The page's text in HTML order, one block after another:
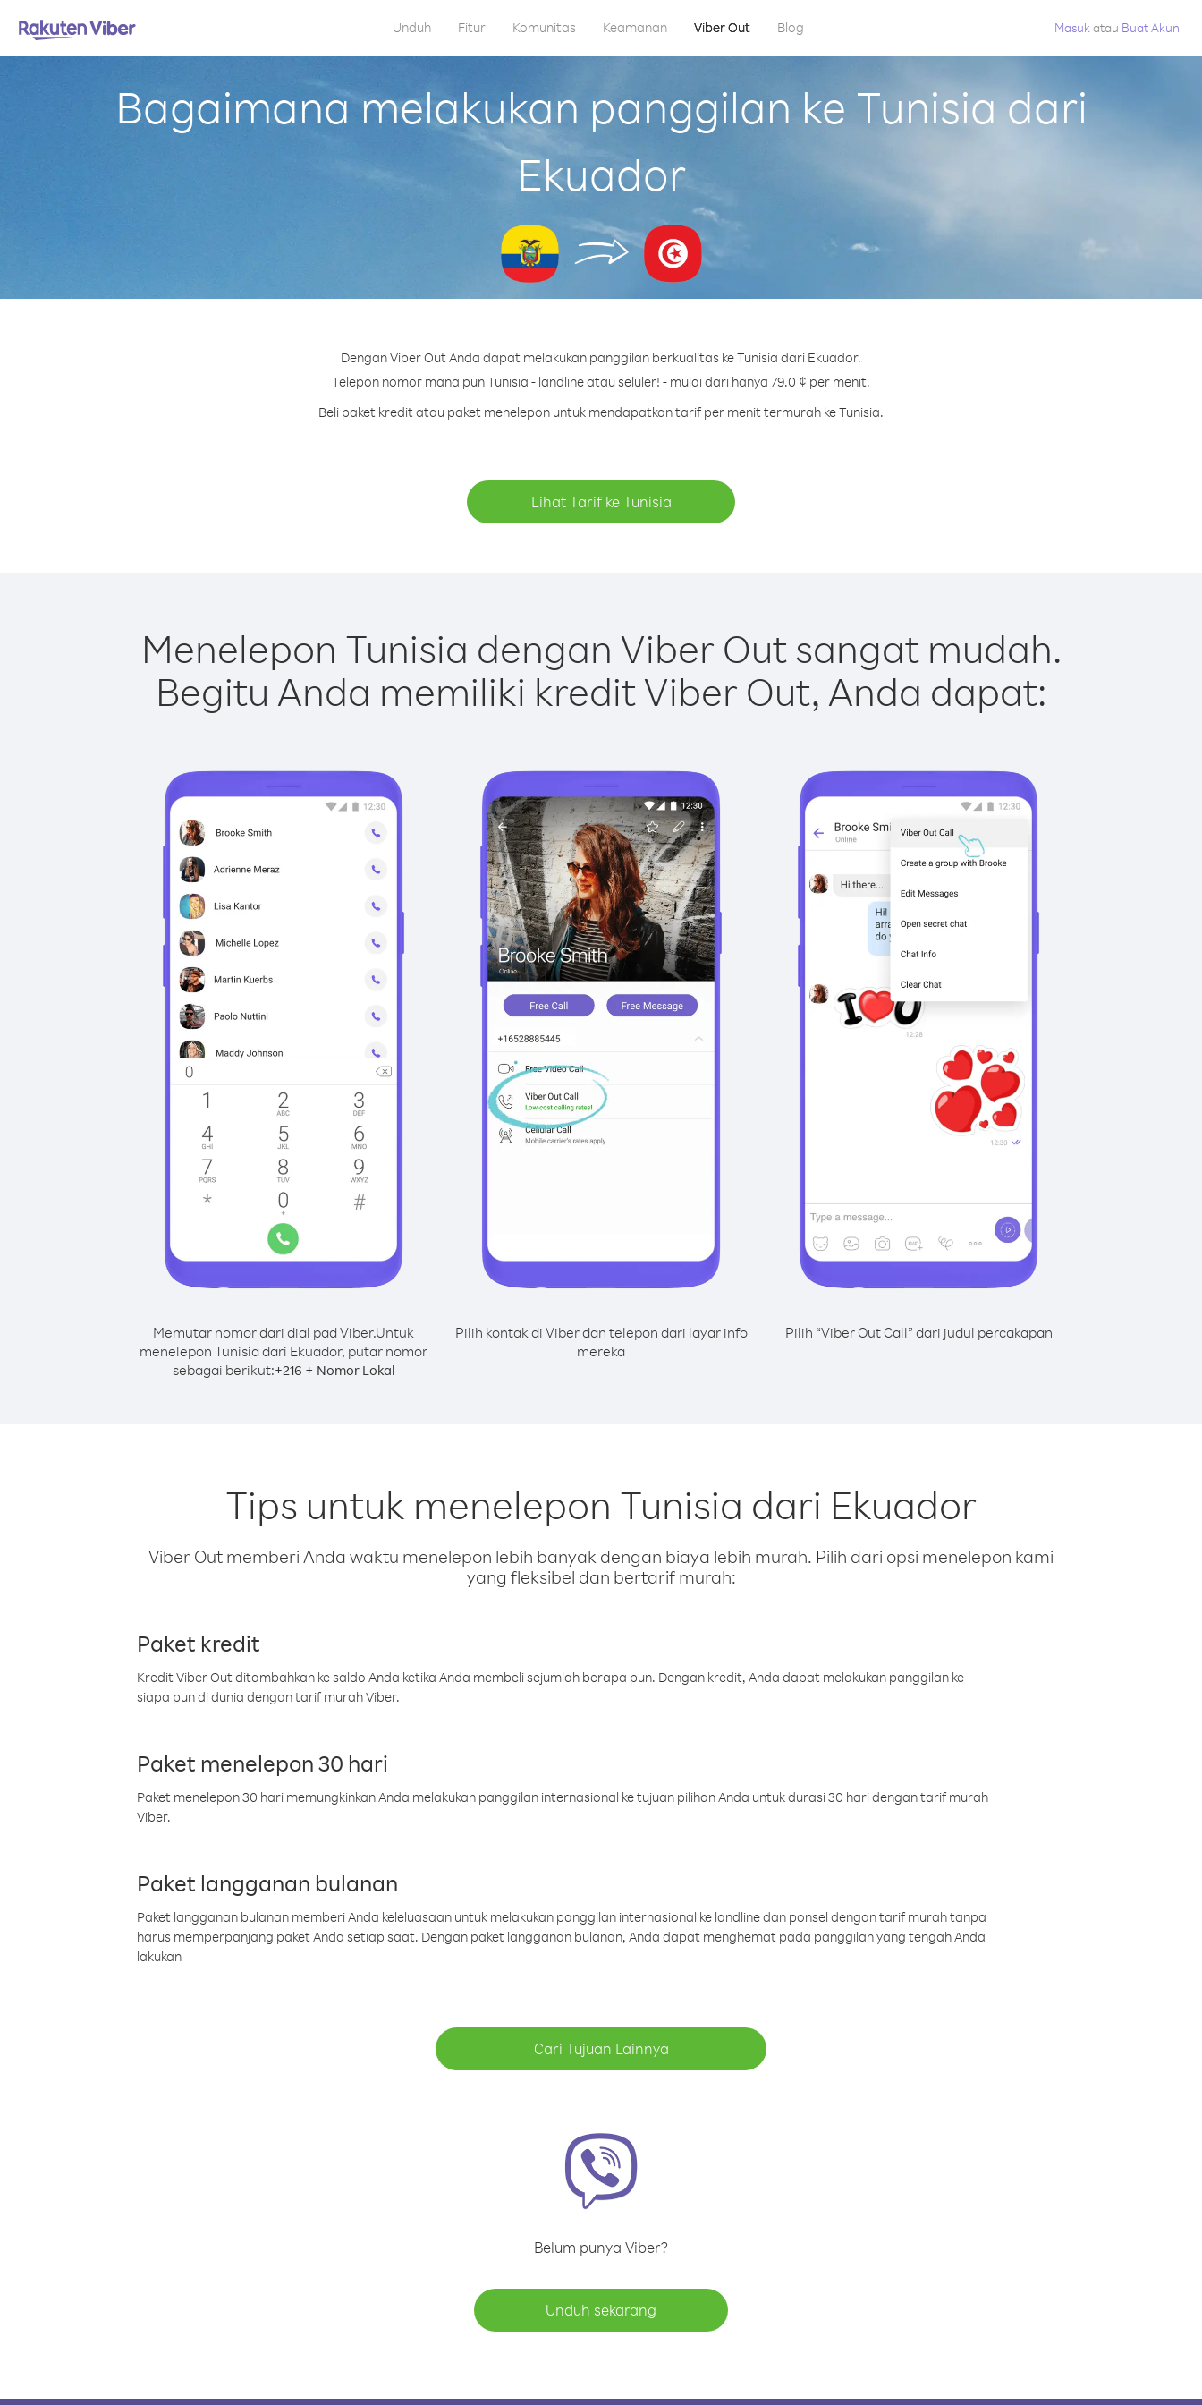
Unduh Fitur Komunitas Keamanan Viber Out Blog Masuk atau Buat Akun
Bagaimana melakukan panggilan ke Tunisia dari
Ekuador
Dengan Viber Out Anda dapat melakukan panggilan berkualitas ke Tunisia dari Ekuador.
Telepon nomor mana pun Tunisia - landline atau seluler! - mulai dari hanya 79.0 ¢ per menit.
Beli paket kredit atau paket menelepon untuk mendapatkan tarif per menit termurah ke Tunisia.
Lihat Tarif ke Tunisia
Menelepon Tunisia dengan Viber Out sangat mudah.
Begitu Anda memiliki kredit Viber Out, Anda dapat:
Memutar nomor dari dial pad Viber.Untuk
menelepon Tunisia dari Ekuador, putar nomor
sebagai berikut:+216 + Nomor Lokal
Pilih kontak di Viber dan telepon dari layar info
mereka
Pilih “Viber Out Call” dari judul percakapan
Tips untuk menelepon Tunisia dari Ekuador
Viber Out memberi Anda waktu menelepon lebih banyak dengan biaya lebih murah. Pilih dari opsi menelepon kami
yang fleksibel dan bertarif murah:
Paket kredit
Kredit Viber Out ditambahkan ke saldo Anda ketika Anda membeli sejumlah berapa pun. Dengan kredit, Anda dapat melakukan panggilan ke
siapa pun di dunia dengan tarif murah Viber.
Paket menelepon 30 hari
Paket menelepon 30 hari memungkinkan Anda melakukan panggilan internasional ke tujuan pilihan Anda untuk durasi 30 hari dengan tarif murah
Viber.
Paket langganan bulanan
Paket langganan bulanan memberi Anda keleluasaan untuk melakukan panggilan internasional ke landline dan ponsel dengan tarif murah tanpa
harus memperpanjang paket Anda setiap saat. Dengan paket langganan bulanan, Anda dapat menghemat pada panggilan yang tengah Anda
lakukan
Cari Tujuan Lainnya
Belum punya Viber?
Unduh sekarang